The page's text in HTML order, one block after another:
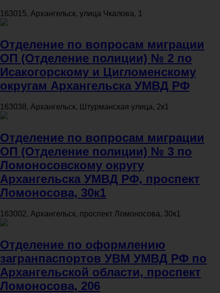
163015, Архангельск, улица Чкалова, 1
Отделение по вопросам миграции
ОП (Отделение полиции) № 2 по
Исакогорскому и Цигломенскому
округам Архангельска УМВД РФ
163038, Архангельск, Штурманская улица, 2к1
Отделение по вопросам миграции
ОП (Отделение полиции) № 3 по
Ломоносовскому округу
Архангельска УМВД РФ, проспект
Ломоносова, 30к1
163002, Архангельск, проспект Ломоносова, 30к1
Отделение по оформлению
загранпаспортов УВМ УМВД РФ по
Архангельской области, проспект
Ломоносова, 206